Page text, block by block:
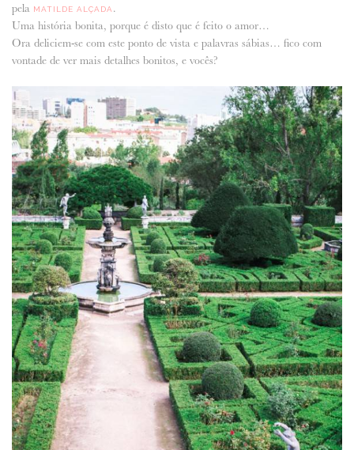
FORNECEDORES RECOMENDADOS
ANUNCIE CONNOSCO
pela
MATILDE ALÇADA .
Uma história bonita, porque é disto que é feito o amor…
Ora deliciem-se com este ponto de vista e palavras sábias… fico com
vontade de ver mais detalhes bonitos, e vocês?